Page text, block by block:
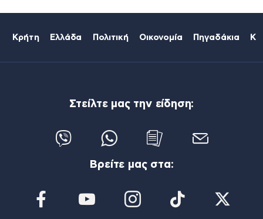
Κρήτη Ελλάδα Πολιτική Οικονομία Πηγαδάκια
Στείλτε μας την είδηση:
Βρείτε μας στα: